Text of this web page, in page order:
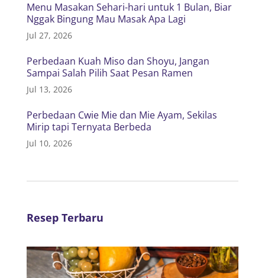
Menu Masakan Sehari-hari untuk 1 Bulan, Biar
Nggak Bingung Mau Masak Apa Lagi
Jul 27, 2026
Perbedaan Kuah Miso dan Shoyu, Jangan
Sampai Salah Pilih Saat Pesan Ramen
Jul 13, 2026
Perbedaan Cwie Mie dan Mie Ayam, Sekilas
Mirip tapi Ternyata Berbeda
Jul 10, 2026
Resep Terbaru